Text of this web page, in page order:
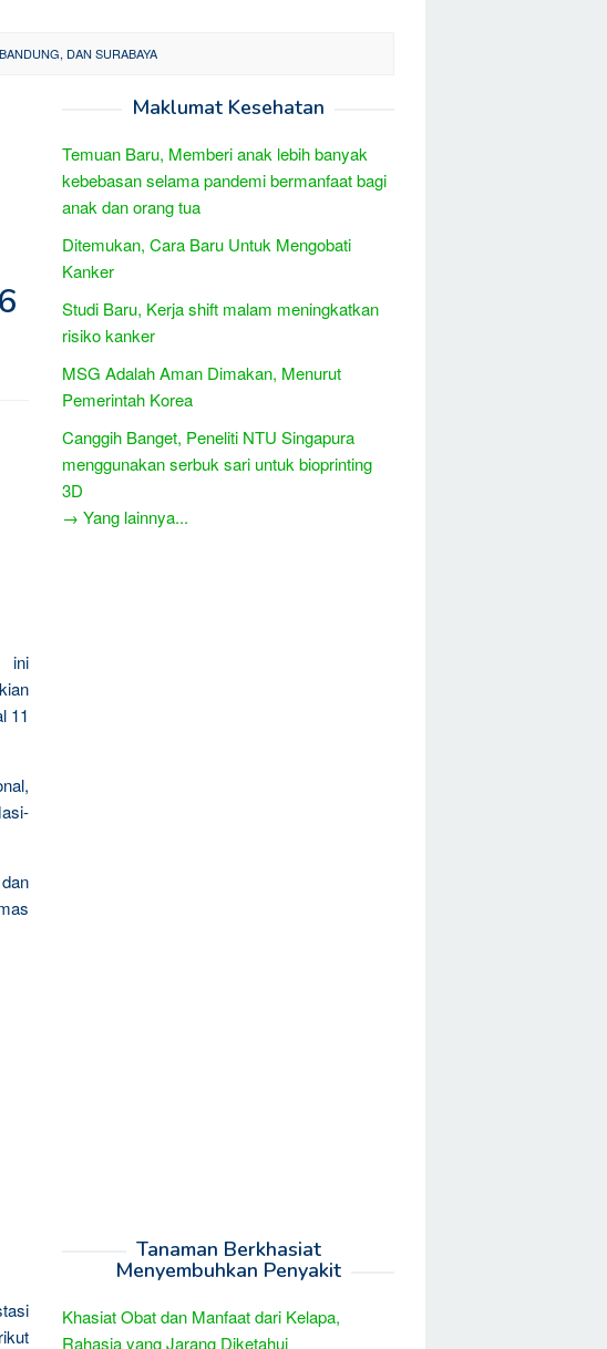
DAN SURABAYA
ini
11
Maklumat Kesehatan
Temuan Baru, Memberi anak lebih banyak
kebebasan selama pandemi bermanfaat bagi
anak dan orang tua
Ditemukan, Cara Baru Untuk Mengobati
Kanker
Studi Baru, Kerja shift malam meningkatkan
risiko kanker
MSG Adalah Aman Dimakan, Menurut
Pemerintah Korea
Canggih Banget, Peneliti NTU Singapura
menggunakan serbuk sari untuk bioprinting
3D
→ Yang lainnya...
Tanaman Berkhasiat
Menyembuhkan Penyakit
Khasiat Obat dan Manfaat dari Kelapa,
Rahasia yang Jarang Diketahui